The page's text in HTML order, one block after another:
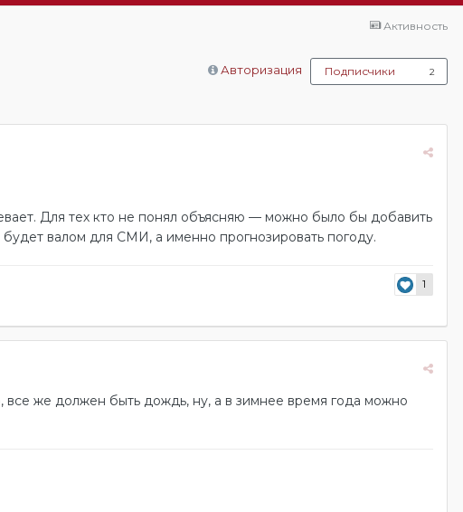
Активность
Авторизация Подписчики 2
Для тех кто не понял объясняю — можно было бы добавить
валом для СМИ, а именно прогнозировать погоду.
1
все же должен быть дождь, ну, а в зимнее время года можно